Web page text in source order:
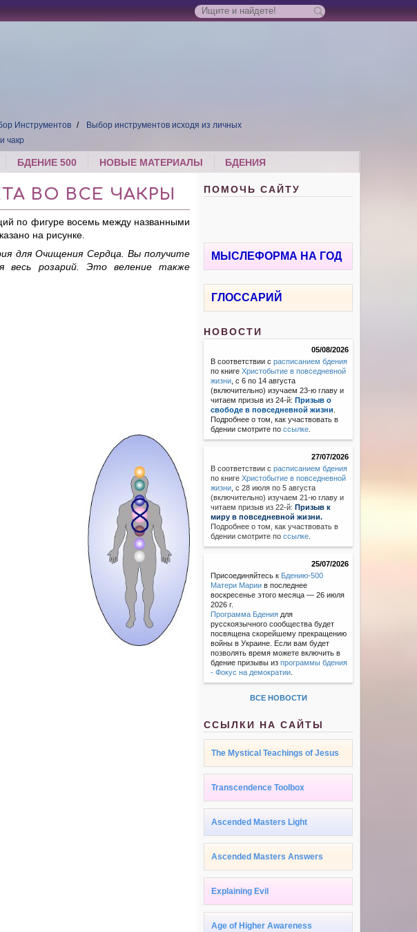
Инструментов
Выбор инструментов исходя из личных
чакр
БДЕНИЕ 500 НОВЫЕ МАТЕРИАЛЫ БДЕНИЯ
ВО ВСЕ ЧАКРЫ
по фигуре восемь между названными
на рисунке.
для Очищения Сердца. Вы получите
весь розарий. Это веление также
ПОМОЧЬ САЙТУ
МЫСЛЕФОРМА НА ГОД
ГЛОССАРИЙ
НОВОСТИ
05/08/2026
В соответствии срасписанием бдения
по книгеХристобытие в повседневной
жизни , с 6 по 14 августа
(включительно) изучаем 23-ю главу и
читаем призыв из 24-й: Призыв о
свободе в повседневной жизни
Подробнее о том, как участвовать в
бдении смотрите поссылке
27/07/2026
В соответствии с расписанием бдения
по книгеХристобытие в повседневной
жизни с 28 июля по 5 августа
(включительно) изучаем 21-ю главу и
читаем призыв из 22-й: Призыв к
миру в повседневной жизни.
Подробнее о том, как участвовать в
бдении смотрите поссылке
25/07/2026
Присоединяйтесь к Бдению-500
Матери Марии в последнее
воскресенье этого месяца — 26 июля
2026 г.
Программа Бдения для
русскоязычного сообщества будет
посвящена скорейшему прекращению
войны в Украине. Если вам будет
позволять время можете включить в
бдение призывы изпрограммы бдения
- Фокус на демократии
ВСЕ НОВОСТИ
ССЫЛКИ НА САЙТЫ
The Mystical Teachings of Jesus
Transcendence Toolbox
Ascended Masters Light
Ascended Masters Answers
Explaining Evil
Age of Higher Awareness